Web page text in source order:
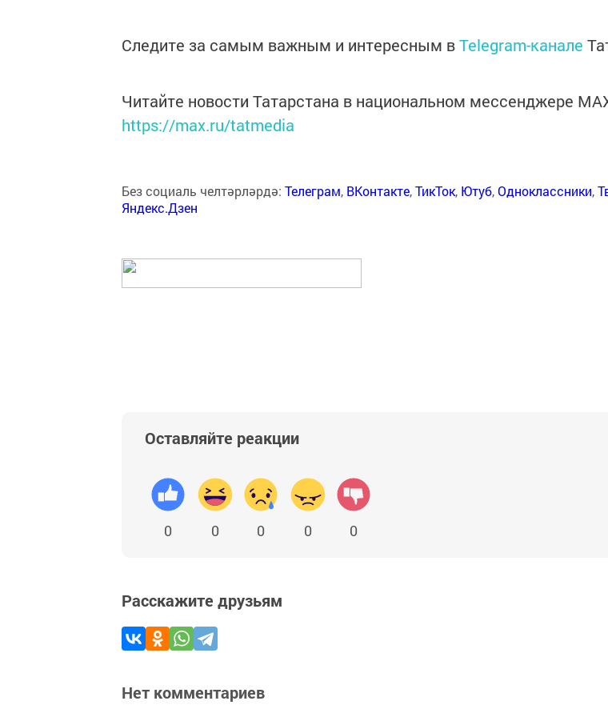
Следите за самым важным и интересным вTelegram-канале
Читайте новости Татарстана в национальном мессенджере
https://max.ru/tatmedia
Без социаль челтәрләрдә: Телеграм, ВКонтакте,ТикТок, Ютуб,Одноклассники,
Яндекс.Дзен
Оставляйте реакции
0 0 0 0 0
Расскажите друзьям
Нет комментариев